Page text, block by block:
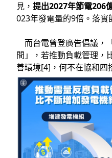
見， 提出2027年節電206
023年發電量的9倍。落實
而台電曾登廣告倡議，
間」，若推動負載管理，
善環境[4]，何不在協和四